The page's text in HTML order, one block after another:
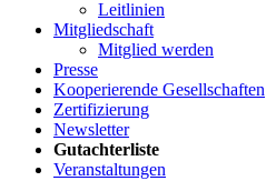
Leitlinien
Mitgliedschaft
Mitglied werden
Presse
Kooperierende Gesellschaften
Zertifizierung
Newsletter
Gutachterliste
Veranstaltungen